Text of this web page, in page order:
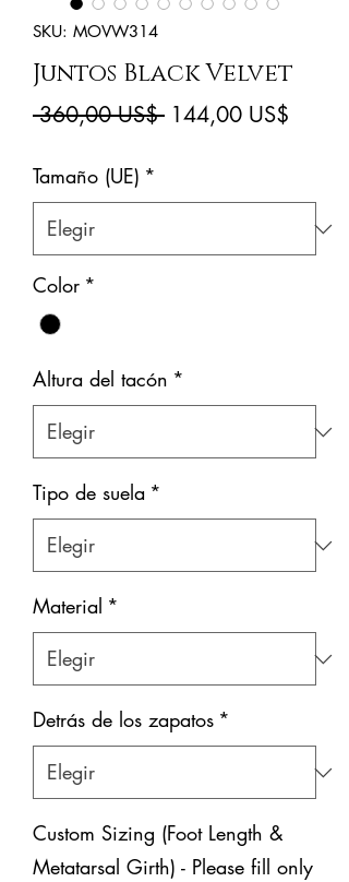
SKU: MOVW314
Juntos Black Velvet
360,00 US$ Precio
144,00 US$
Tamaño (UE) *
Color *
Altura del tacón *
Tipo de suela *
Material *
Detrás de los zapatos *
Custom Sizing (Foot Length &
Metatarsal Girth) - Please fill only